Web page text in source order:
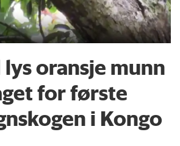
oransje munn
for første
i Kongo